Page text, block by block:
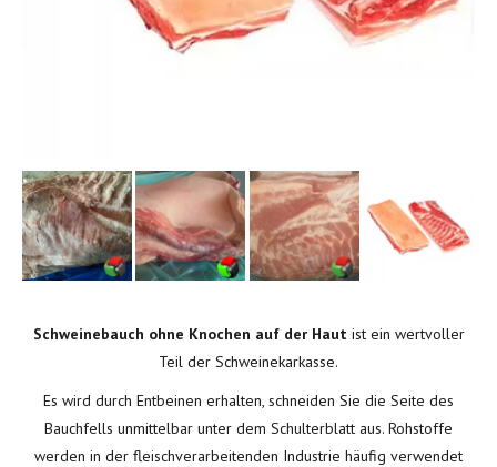
Schweinebauch ohne Knochen auf der Hautist ein wertvoller
Teil der Schweinekarkasse.
Es wird durch Entbeinen erhalten, schneiden Sie die Seite des
Bauchfells unmittelbar unter dem Schulterblatt aus. Rohstoffe
werden in der fleischverarbeitenden Industrie häufig verwendet